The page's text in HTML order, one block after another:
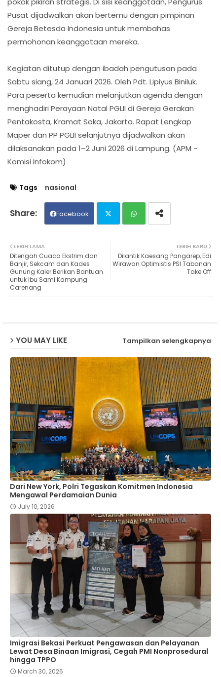
Pusat dijadwalkan akan bertemu dengan pimpinan
Gereja Betesda Indonesia untuk membahas
permohonan keanggotaan mereka.
Kegiatan ditutup dengan ibadah pengutusan pada
Sabtu siang, 24 Januari 2026. Oleh Pdt. Lipiyus Biniluk.
Para peserta kemudian melanjutkan agenda dengan
menghadiri Perayaan Natal PGLII di Gereja Gerakan
Pentakosta, Kramat Soka, Jakarta. Rapat Lengkap
Maper dan PP PGLII selanjutnya dijadwalkan akan
dilaksanakan pada 1–2 Juni 2026 di Lampung. (APM -
Komisi Infokom)
Tags nasional
Facebook
ats
LEBIH BARU
Dilantik Kaesang Pangarep, Edi
Wirawan Optimistis PSI Tabanan
Take Off
LEBIH LAMA
Ditengah Cuaca Ekstrim dan
Banjir, Sekcam dan Kades
Gunung Kaler Berikan Bantuan
untuk Ibu Sami Kampung
Carenang
YOU MAY LIKE Tampilkan selengkapnya
Dari New York, Polri Tegaskan Komitmen Indonesia
Mengawal Perdamaian Dunia
July 10, 2026
Imigrasi Bekasi Perkuat Pengawasan dan Pelayanan
Lewat Desa Binaan Imigrasi, Cegah PMI Nonprosedural
hingga TPPO
March 30, 2026